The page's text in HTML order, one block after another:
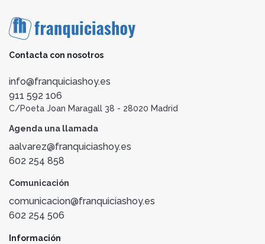
Contacta con nosotros
info@franquiciashoy.es
911 592 106
C/Poeta Joan Maragall 38 - 28020 Madrid
Agenda una llamada
aalvarez@franquiciashoy.es
602 254 858
Comunicación
comunicacion@franquiciashoy.es
602 254 506
Información